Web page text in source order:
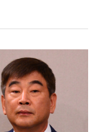
대통령의 몫이다.